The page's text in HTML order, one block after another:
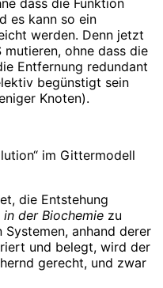
dass die Funktion
es kann so ein
werden. Denn jetzt
ohne dass die
Entfernung redundant
begünstigt sein
Knoten).
im Gittermodell
die Entstehung
in der Biochemie zu
Systemen, anhand derer
und belegt, wird der
gerecht, und zwar